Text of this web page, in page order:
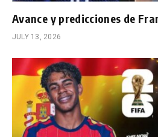
Avance y predicciones de
JULY 13, 2026